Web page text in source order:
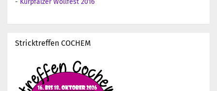
- Kurpfälzer Wollfest 2016
Stricktreffen COCHEM